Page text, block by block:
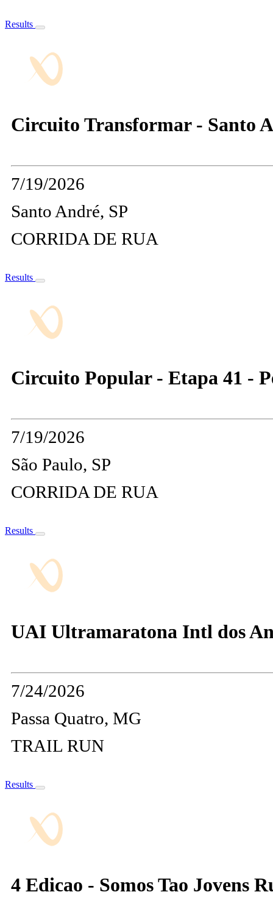
Results
Circuito Transformar - Santo
7/19/2026
Santo André, SP
CORRIDA DE RUA
Results
Circuito Popular - Etapa 41 -
7/19/2026
São Paulo, SP
CORRIDA DE RUA
Results
UAI Ultramaratona Intl dos
7/24/2026
Passa Quatro, MG
TRAIL RUN
Results
4 Edicao - Somos Tao Jovens